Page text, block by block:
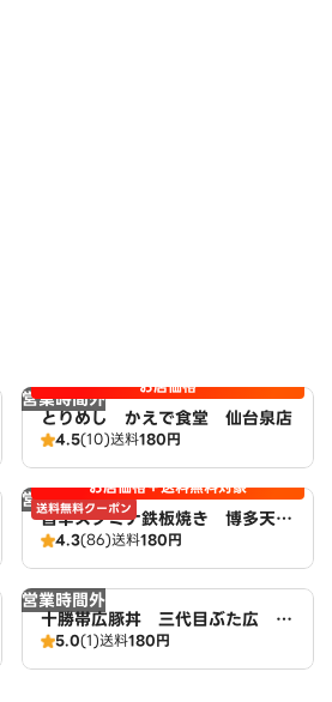
営業時間外 お店価格
とりめし かえで食堂 仙台泉店
4.5(10)送料180円
営業時間外
送料無料クーポン
お店価格＋送料無料対象
旨辛スタミナ鉄板焼き 博多天神
軒 仙台泉店
4.3(86)送料180円
営業時間外
十勝帯広豚丼 三代目ぶた広 仙
台泉店
5.0(1)送料180円